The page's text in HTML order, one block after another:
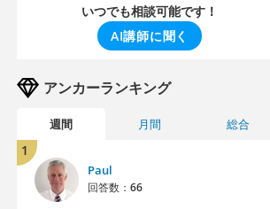
いつでも相談可能です！
AI講師に聞く
アンカーランキング
週間 月間 総合
1
Paul
回答数： 66